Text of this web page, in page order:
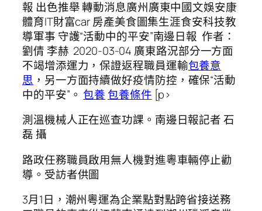
報 出色推舉 轉動消息廣州廣東中國文娛安康
體育IT財富car 房產美食圖集生涯食安科技教
導軍事 守護“活動中的平安”南邊日報 作者：
劉倩 李赫 2020-03-04 廣東路況部分一方面
不竭增添運力，保證返程職員運輸包養意
思 ，另一方面持續做好疫情防控，確保“活動
中的平安”。包養包養條件 [p>
測溫機械人正在巡查功課。南邊日報記者 石
磊 攝
路政任務職員啟用無人機對進粵車輛停止勸
導。受訪者供圖
3月1日，潮州粵運為企業點對點跨省接送務